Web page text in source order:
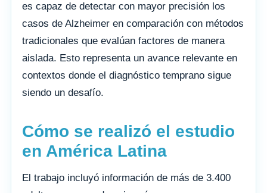
es capaz de detectar con mayor precisión los
casos de Alzheimer en comparación con métodos
tradicionales que evalúan factores de manera
aislada. Esto representa un avance relevante en
contextos donde el diagnóstico temprano sigue
siendo un desafío.
Cómo se realizó el estudio
en América Latina
El trabajo incluyó información de más de 3.400